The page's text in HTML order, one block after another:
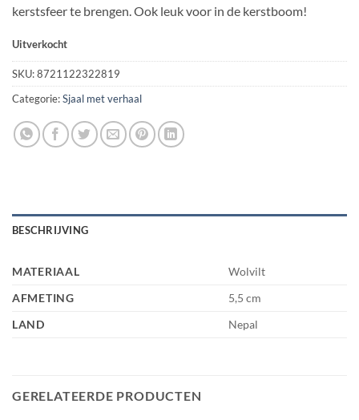
kerstsfeer te brengen. Ook leuk voor in de kerstboom!
Uitverkocht
SKU:8721122322819
Categorie:Sjaal met verhaal
BESCHRIJVING
MATERIAAL
Wolvilt
AFMETING
5,5 cm
LAND
Nepal
GERELATEERDE PRODUCTEN